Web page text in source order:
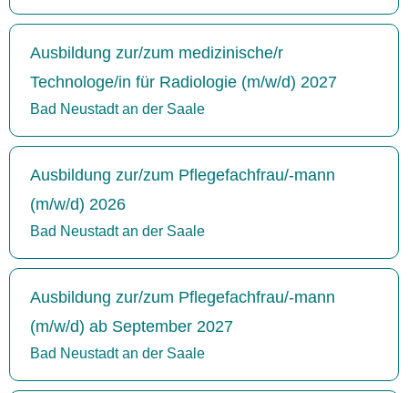
Ausbildung zur/zum medizinische/r
Technologe/in für Radiologie (m/w/d) 2027
Bad Neustadt an der Saale
Ausbildung zur/zum Pflegefachfrau/-mann
(m/w/d) 2026
Bad Neustadt an der Saale
Ausbildung zur/zum Pflegefachfrau/-mann
(m/w/d) ab September 2027
Bad Neustadt an der Saale